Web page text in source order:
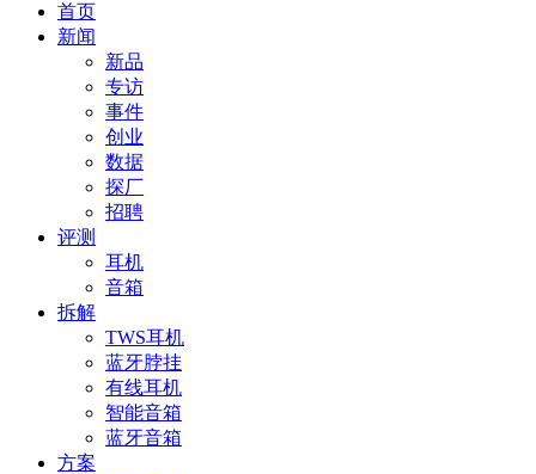
首页
新闻
新品
专访
事件
创业
数据
探厂
招聘
评测
耳机
音箱
拆解
TWS耳机
蓝牙脖挂
有线耳机
智能音箱
蓝牙音箱
方案